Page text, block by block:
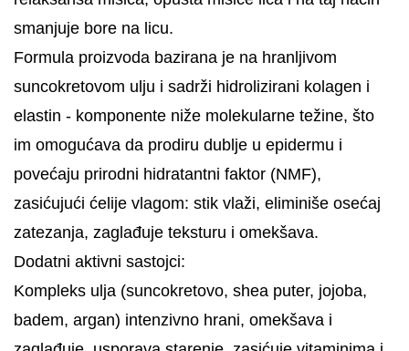
smanjuje bore na licu.
Formula proizvoda bazirana je na hranljivom
suncokretovom ulju i sadrži hidrolizirani kolagen i
elastin - komponente niže molekularne težine, što
im omogućava da prodiru dublje u epidermu i
povećaju prirodni hidratantni faktor (NMF),
zasićujući ćelije vlagom: stik vlaži, eliminiše osećaj
zatezanja, zaglađuje teksturu i omekšava.
Dodatni aktivni sastojci:
Kompleks ulja (suncokretovo, shea puter, jojoba,
badem, argan) intenzivno hrani, omekšava i